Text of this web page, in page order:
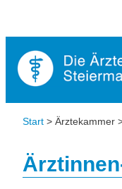
Start > Ärztekammer